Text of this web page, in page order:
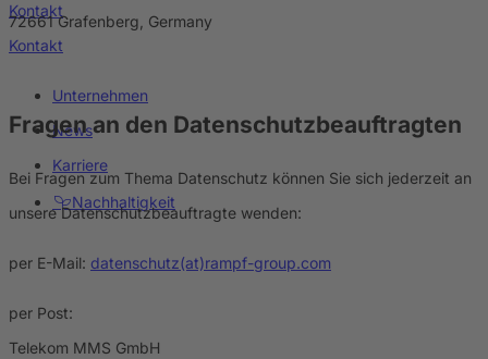
Kontakt
Kontakt
Unternehmen
News
Karriere
Nachhaltigkeit
72661 Grafenberg, Germany
Fragen an den Datenschutzbeauftragten
Bei Fragen zum Thema Datenschutz können Sie sich jederzeit an
unsere Datenschutzbeauftragte wenden:
per E-Mail: datenschutz(at)rampf-group.com
per Post:
Telekom MMS GmbH